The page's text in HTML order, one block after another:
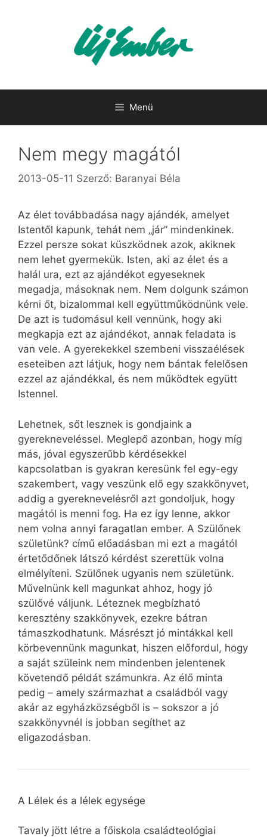
Menü
Nem megy magától
2013-05-11 Szerző: Baranyai Béla
Az élet továbbadása nagy ajándék, amelyet
Istentől kapunk, tehát nem „jár” mindenkinek.
Ezzel persze sokat küszködnek azok, akiknek
nem lehet gyermekük. Isten, aki az élet és a
halál ura, ezt az ajándékot egyeseknek
megadja, másoknak nem. Nem dolgunk számon
kérni őt, bizalommal kell együttműködnünk vele.
De azt is tudomásul kell vennünk, hogy aki
megkapja ezt az ajándékot, annak feladata is
van vele. A gyerekekkel szembeni visszaélések
eseteiben azt látjuk, hogy nem bántak felelősen
ezzel az ajándékkal, és nem működtek együtt
Istennel.
Lehetnek, sőt lesznek is gondjaink a
gyerekneveléssel. Meglepő azonban, hogy míg
más, jóval egyszerűbb kérdésekkel
kapcsolatban is gyakran keresünk fel egy-egy
szakembert, vagy veszünk elő egy szakkönyvet,
addig a gyereknevelésről azt gondoljuk, hogy
magától is menni fog. Ha ez így lenne, akkor
nem volna annyi faragatlan ember. A Szülőnek
születünk? című előadásban mi ezt a magától
értetődőnek látszó kérdést szerettük volna
elmélyíteni. Szülőnek ugyanis nem születünk.
Művelnünk kell magunkat ahhoz, hogy jó
szülővé váljunk. Léteznek megbízható
keresztény szakkönyvek, ezekre bátran
támaszkodhatunk. Másrészt jó mintákkal kell
körbevennünk magunkat, hiszen előfordul, hogy
a saját szüleink nem mindenben jelentenek
követendő példát számunkra. Az élő minta
pedig – amely származhat a családból vagy
akár az egyházközségből is – sokszor a jó
szakkönyvnél is jobban segíthet az
eligazodásban.
A Lélek és a lélek egysége
Tavaly jött létre a főiskola családteológiai